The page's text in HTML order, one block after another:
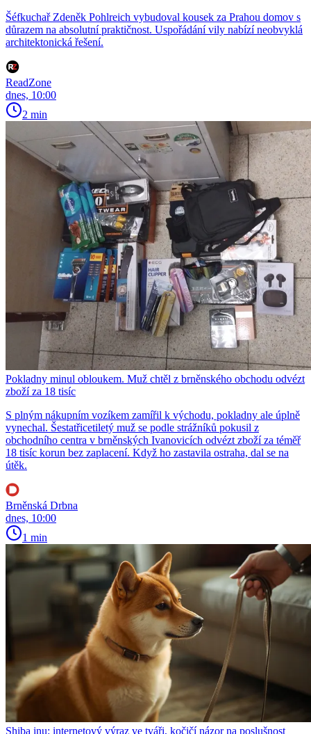
Šéfkuchař Zdeněk Pohlreich vybudoval kousek za Prahou domov s
důrazem na absolutní praktičnost. Uspořádání vily nabízí neobvyklá
architektonická řešení.
ReadZone
dnes, 10:00
2 min
Pokladny minul obloukem. Muž chtěl z brněnského obchodu odvézt
zboží za 18 tisíc
S plným nákupním vozíkem zamířil k východu, pokladny ale úplně
vynechal. Šestatřicetiletý muž se podle strážníků pokusil z
obchodního centra v brněnských Ivanovicích odvézt zboží za téměř
18 tisíc korun bez zaplacení. Když ho zastavila ostraha, dal se na
útěk.
Brněnská Drbna
dnes, 10:00
1 min
Shiba inu: internetový výraz ve tváři, kočičí názor na poslušnost